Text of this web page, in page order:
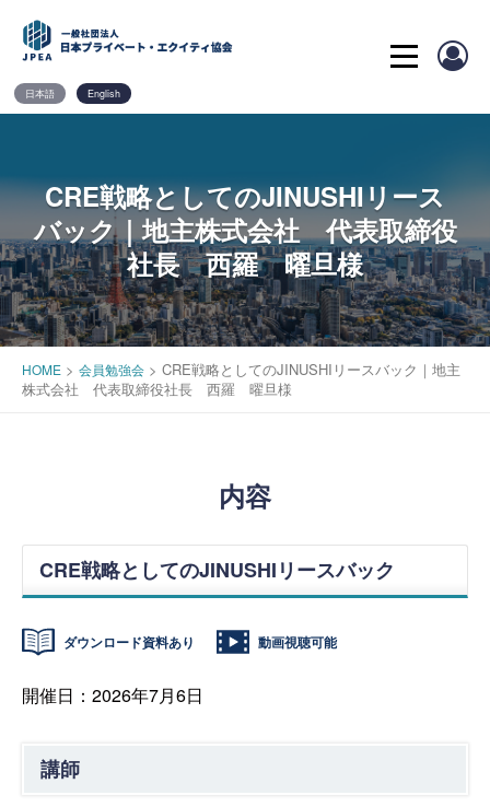
content
日本語 English
CRE戦略としてのJINUSHIリース
バック｜地主株式会社 代表取締役
社長 西羅 曜旦様
HOME > 会員勉強会 > CRE戦略としてのJINUSHIリースバック｜地主
株式会社 代表取締役社長 西羅 曜旦様
内容
CRE戦略としてのJINUSHIリースバック
ダウンロード資料あり 動画視聴可能
開催日：2026年7月6日
講師